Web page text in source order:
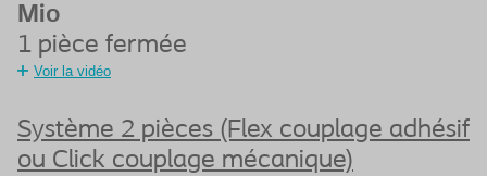
Mio
1 pièce fermée
Voir la vidéo
Système 2 pièces (Flex couplage adhésif
ou Click couplage mécanique)